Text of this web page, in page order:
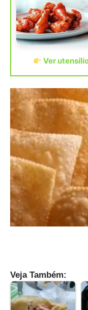
Ver
Veja Também: